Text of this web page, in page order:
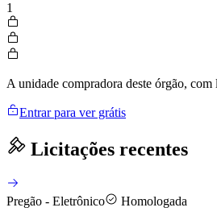
1
A unidade compradora deste órgão,
Entrar para ver grátis
Licitações recentes
Pregão - Eletrônico
Homologada